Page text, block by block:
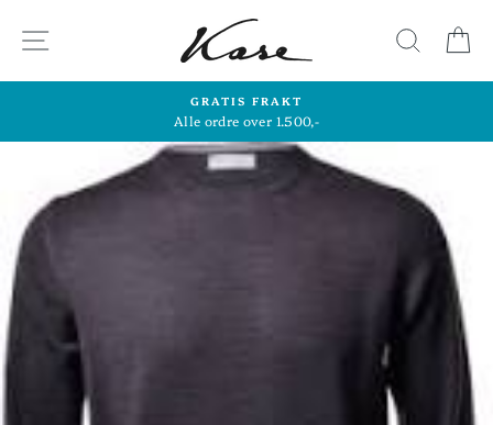
innhold
SIDENAVIGASJON SØK
GRATIS FRAKT
Alle ordre over 1.500,-